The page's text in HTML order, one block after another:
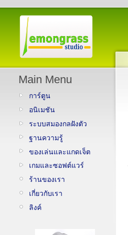
Main Menu
การ์ตูน
อนิเมชัน
ระบบสมองกลฝังตัว
ฐานความรู้
ของเล่นและแกดเจ็ต
เกมและซอฟต์แวร์
ร้านของเรา
เกี่ยวกับเรา
ลิงค์